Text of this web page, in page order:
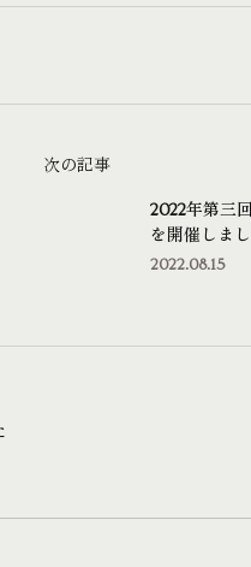
次の記事
2022年第三
を開催しま
2022.08.15